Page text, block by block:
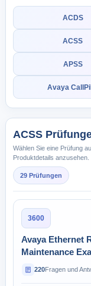
ACDS
ACSS
APSS
Avaya
ACSS
Wählen Sie eine Prüfung
Produktdetails anzusehen.
29 Prüfungen
3600
Avaya Ethernet
Maintenance
220Fragen und